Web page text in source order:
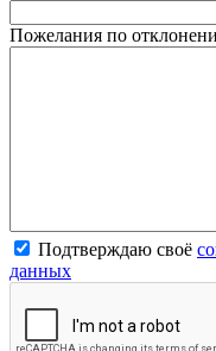
Пожелания по
Подтверждаю своё
данных